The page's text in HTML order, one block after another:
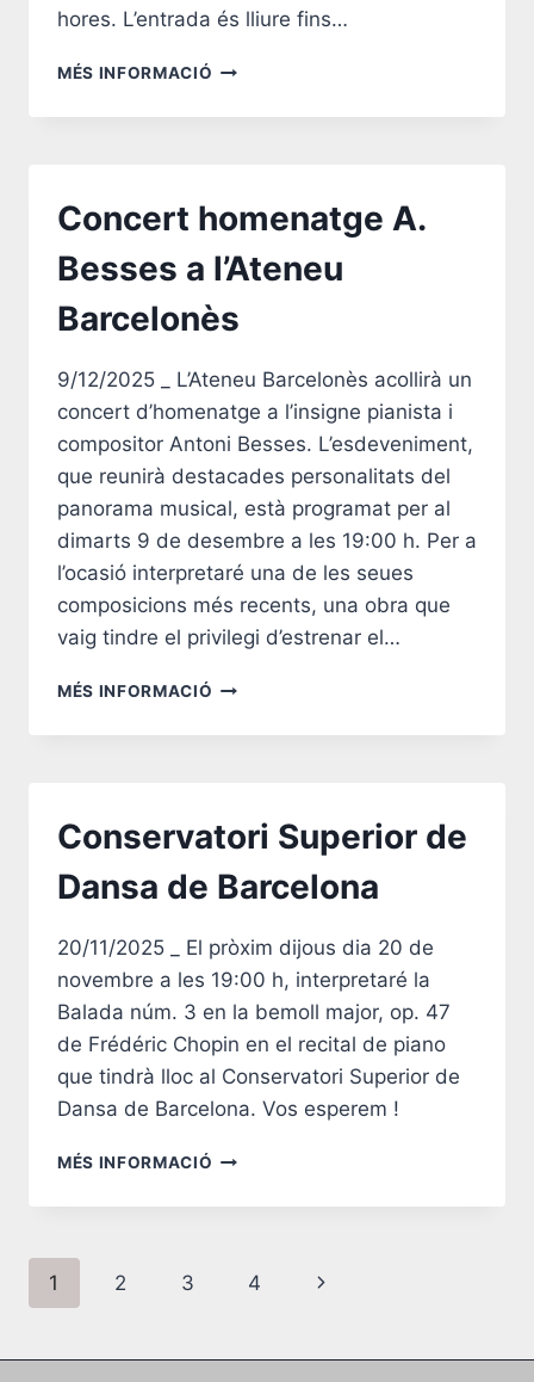
hores. L’entrada és lliure fins…
MÉS INFORMACIÓ CONCERT
NADAL
ANTIC
CASTELLÓ
Concert homenatge A.
Besses a l’Ateneu
Barcelonès
9/12/2025 _ L’Ateneu Barcelonès acollirà un
concert d’homenatge a l’insigne pianista i
compositor Antoni Besses. L’esdeveniment,
que reunirà destacades personalitats del
panorama musical, està programat per al
dimarts 9 de desembre a les 19:00 h. Per a
l’ocasió interpretaré una de les seues
composicions més recents, una obra que
vaig tindre el privilegi d’estrenar el…
MÉS INFORMACIÓ CONCERT
A.
BARCELONÈS
Conservatori Superior de
Dansa de Barcelona
20/11/2025 _ El pròxim dijous dia 20 de
novembre a les 19:00 h, interpretaré la
Balada núm. 3 en la bemoll major, op. 47
de Frédéric Chopin en el recital de piano
que tindrà lloc al Conservatori Superior de
Dansa de Barcelona. Vos esperem !
MÉS INFORMACIÓ CONSERVATORI
DE
BARCELONA
Navegació
1 2 3 4
Pàgina